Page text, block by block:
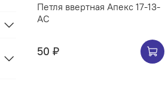
Петля ввертная Апекс 17-13-
AC
50 ₽